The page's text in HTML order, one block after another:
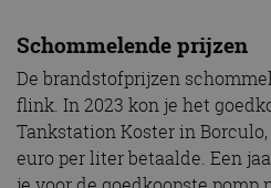
Schommelende prijzen
De brandstofprijzen
flink. In 2023 kon je het
Tankstation Koster in Borculo,
euro per liter betaalde. Een